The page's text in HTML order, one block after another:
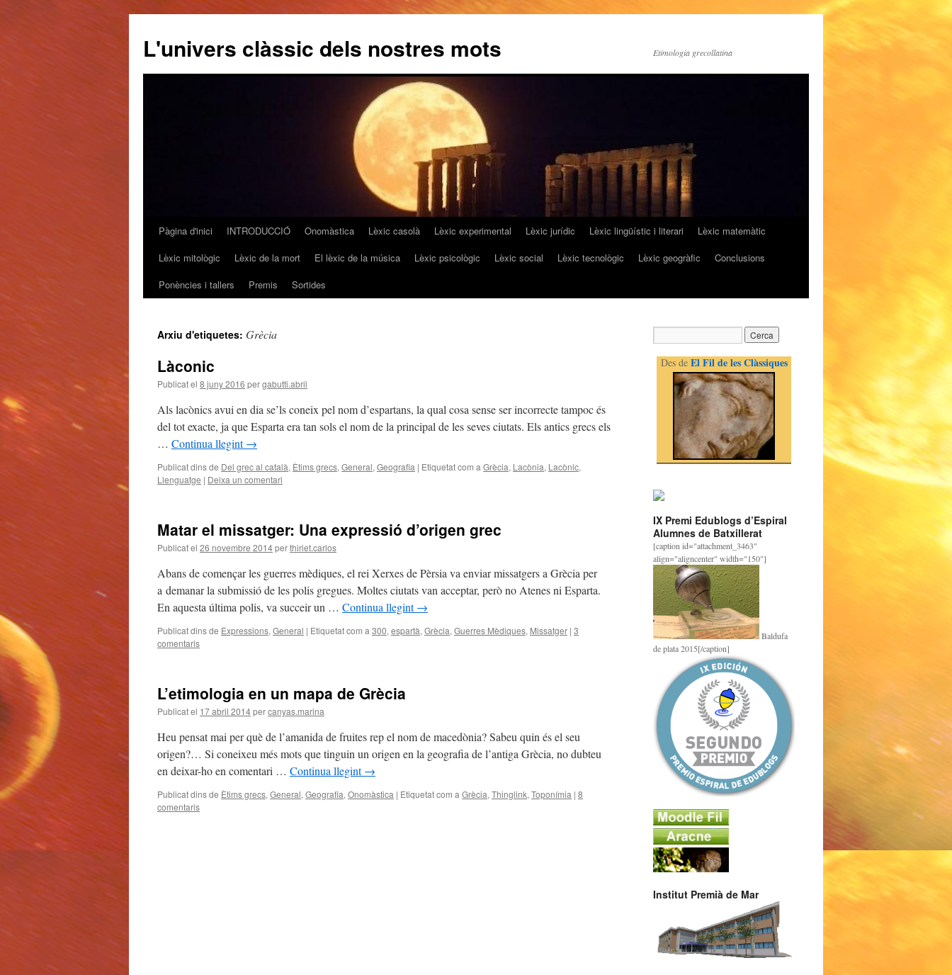
L'univers clàssic dels nostres mots Etimologia grecollatina
Vés
contingut
Pàgina d'inici INTRODUCCIÓ Onomàstica Lèxic casolà Lèxic experimental Lèxic jurídic Lèxic lingüístic i literari
Lèxic matemàtic
Lèxic mitològic
Lèxic de la mort El lèxic de la música Lèxic psicològic Lèxic social Lèxic tecnològic Lèxic geogràfic
Conclusions
Ponències i tallers
Premis Sortides
Arxiu d'etiquetes: Grècia
Làconic
Publicat el 8 juny 2016 pergabutti.abril
Als lacònics avui en dia se’ls coneix pel nom d’espartans, la qual cosa sense ser incorrecte tampoc és
del tot exacte, ja que Esparta era tan sols el nom de la principal de les seves ciutats. Els antics grecs els
… Continua llegint→
Publicat dins de Del grec al català, Ètims grecs, General, Geografia | Etiquetat com a Grècia, Lacònia, Lacònic,
Llenguatge | Deixa un comentari
Matar el missatger: Una expressió d’origen grec
Publicat el 26 novembre 2014perthiriet.carlos
Abans de començar les guerres mèdiques, el rei Xerxes de Pèrsia va enviar missatgers a Grècia per
a demanar la submissió de les polis gregues. Moltes ciutats van acceptar, però no Atenes ni Esparta.
En aquesta última polis, va succeir un … Continua llegint→
Publicat dins de Expressions, General | Etiquetat com a 300, espartà, Grècia, Guerres Mèdiques, Missatger | 3
comentaris
L’etimologia en un mapa de Grècia
Publicat el 17 abril 2014percanyas.marina
Heu pensat mai per què de l’amanida de fruites rep el nom de macedònia? Sabeu quin és el seu
origen?… Si coneixeu més mots que tinguin un origen en la geografia de l’antiga Grècia, no dubteu
en deixar-ho en comentari … Continua llegint→
Publicat dins de Ètims grecs, General, Geografia, Onomàstica | Etiquetat com a Grècia, Thinglink, Toponímia | 8
comentaris
Des de El Fil de les Clàssiques
IX Premi Edublogs d’Espiral
Alumnes de Batxillerat
[caption id="attachment_3463"
align="aligncenter" width="150"]
Baldufa
de plata 2015[/caption]
Institut Premià de Mar